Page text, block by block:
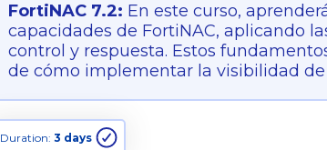
FortiNAC 7.2: En este curso,
capacidades de FortiNAC, aplicando
control y respuesta. Estos
de cómo implementar la visibilidad
Duration: 3 days